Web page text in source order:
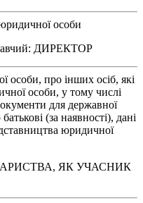
особи
ДИРЕКТОР
особи, про інших осіб, які
особи, у тому числі
для державної
(за наявності), дані
юридичної
ЯК УЧАСНИК